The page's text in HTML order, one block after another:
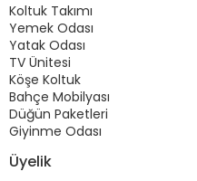
Koltuk Takımı
Yemek Odası
Yatak Odası
TV Ünitesi
Köşe Koltuk
Bahçe Mobilyası
Düğün Paketleri
Giyinme Odası
Üyelik